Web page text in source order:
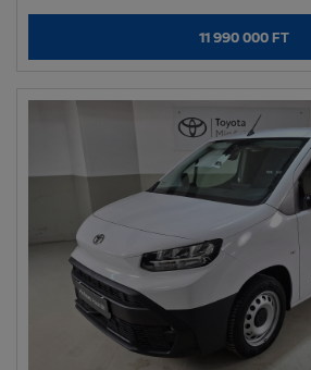
11 990 000 FT